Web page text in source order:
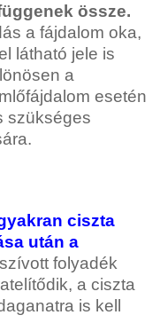
össze.
a fájdalom oka,
látható jele is
a
esetén
szükséges
ciszta
után a
folyadék
a ciszta
is kell